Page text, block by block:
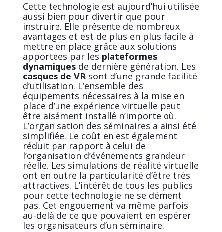
Cette technologie est aujourd’hui utilisée
aussi bien pour divertir que pour
instruire. Elle présente de nombreux
avantages et est de plus en plus facile à
mettre en place grâce aux solutions
apportées par les plateformes
dynamiquesde dernière génération. Les
casques de VRsont d’une grande facilité
d’utilisation. L’ensemble des
équipements nécessaires à la mise en
place d’une expérience virtuelle peut
être aisément installé n’importe où.
L’organisation des séminaires a ainsi été
simplifiée. Le coût en est également
réduit par rapport à celui de
l’organisation d’événements grandeur
réelle. Les simulations de réalité virtuelle
ont en outre la particularité d’être très
attractives. L’intérêt de tous les publics
pour cette technologie ne se dément
pas. Cet engouement va même parfois
au-delà de ce que pouvaient en espérer
les organisateurs d’un séminaire.